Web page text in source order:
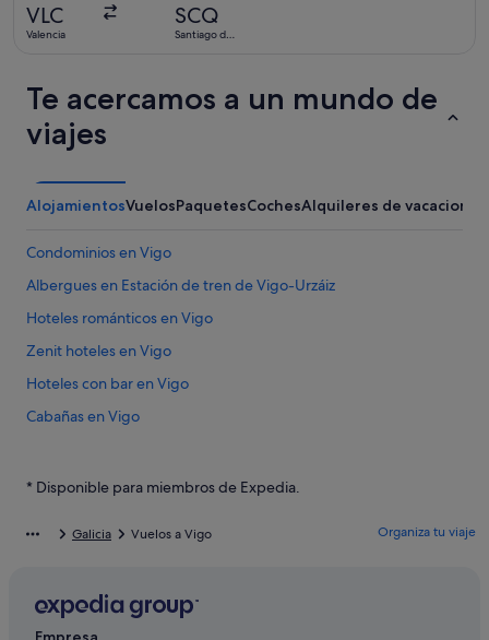
VLC
Valencia
SCQ
Santiago de
Te acercamos a un mundo de
viajes
AlojamientosVuelosPaquetesCochesAlquileres de vacaciones
Condominios en Vigo
Albergues en Estación de tren de Vigo-Urzáiz
Hoteles románticos en Vigo
Zenit hoteles en Vigo
Hoteles con bar en Vigo
Cabañas en Vigo
Hoteles con piscina en Vigo
B&B Hotels en Vigo
Hoteles de 5 estrellas en Vigo
* Disponible para miembros de Expedia.
Galicia Vuelos a Vigo Organiza tu viaje